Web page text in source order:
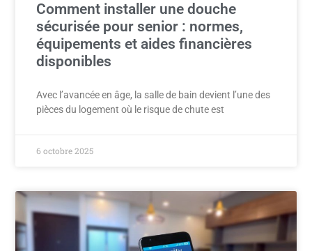
Comment installer une douche
sécurisée pour senior : normes,
équipements et aides financières
disponibles
Avec l’avancée en âge, la salle de bain devient l’une des
pièces du logement où le risque de chute est
6 octobre 2025